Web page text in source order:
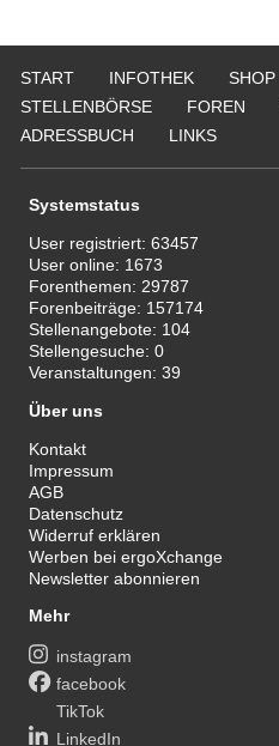
START INFOTHEK SHOP
STELLENBÖRSE
FOREN
ADRESSBUCH
LINKS
Systemstatus
User registriert:63457
User online: 1673
Forenthemen: 29787
Forenbeiträge: 157174
Stellenangebote: 104
Stellengesuche:0
Veranstaltungen:39
Über uns
Kontakt
Impressum
AGB
Datenschutz
Widerruf erklären
Werben bei ergoXchange
Newsletter abonnieren
Mehr
instagram
facebook
TikTok
LinkedIn